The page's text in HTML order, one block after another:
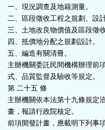
一、現況調查及地籍測量。
二、區段徵收工程之規劃、設
三、土地改良物價值及區段徵
四、抵價地分配之規劃設計。
五、編造有關清冊。
主辦機關委託民間機構辦理前
式、品質監督及驗收等規定。
第 二十五 條
主辦機關依本法第十九條規定
畫，報請行政院核定。
前項開發計畫，應載明下列事項